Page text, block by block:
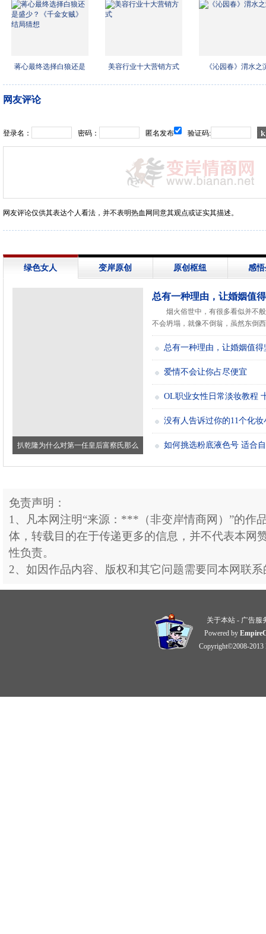
蒋心最终选择白狼还是
美容行业十大营销方式 《沁园春》渭水之
网友评论
登录名： 密码： 匿名发布 验证码:
网友评论仅供其表达个人看法，并不表明热血网同意其观点或证实其描述。
绿色女人 变岸原创 原创枢纽 感
扒乾隆为什么对第一任皇后富察氏那么
总有一种理由，让婚姻值
烟火俗世中，有很多看似并不
不会坍塌，就像不倒翁，虽然东倒
总有一种理由，让婚姻值得
爱情不会让你占尽便宜
OL职业女性日常淡妆教程
没有人告诉过你的11个化妆
如何挑选粉底液色号 适合
免责声明：
1、凡本网注明“来源：***（非变岸情商网）”的作
体，转载目的在于传递更多的信息，并不代表本网
性负责。
2、如因作品内容、版权和其它问题需要同本网联
关于本站 - 广告服
Powered by
Copyright©2008-2013